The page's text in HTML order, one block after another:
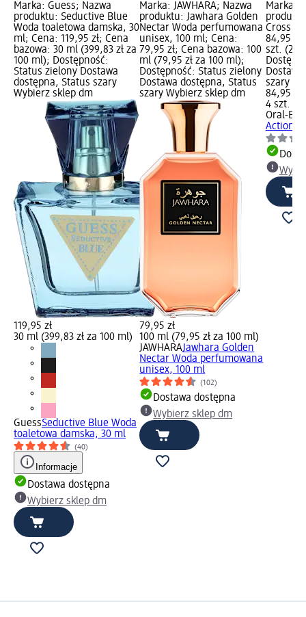
Marka: Guess; Nazwa
produktu: Seductive Blue
Woda toaletowa damska, 30
ml; Cena: 119,95 zł; Cena
bazowa: 30 ml (399,83 zł za
100 ml); Dostępność:
Status zielony Dostawa
dostępna, Status szary
Wybierz sklep dm
119,95 zł
30 ml (399,83 zł za 100 ml)
GuessSeductive Blue Woda
toaletowa damska, 30 ml
(40)
Informacje
Dostawa dostępna
Wybierz sklep dm
Marka: JAWHARA; Nazwa
produktu: Jawhara Golden
Nectar Woda perfumowana
unisex, 100 ml; Cena:
79,95 zł; Cena bazowa: 100
ml (79,95 zł za 100 ml);
Dostępność: Status zielony
Dostawa dostępna, Status
szary Wybierz sklep dm
79,95 zł
100 ml (79,95 zł za 100 ml)
JAWHARAJawhara Golden
Nectar Woda perfumowana
unisex, 100 ml
(102)
Dostawa dostępna
Wybierz sklep dm
Marka:
Cross
84,95
szt.
szary
84,95 zł
4 szt.
Oral-B
Action,